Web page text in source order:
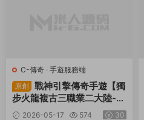
C-傳奇 · 手遊服務端
原創
戰神引擎傳奇手遊【獨
步火龍複古三職業二大陸-白
豬7.2免授權】Win一鍵服務
2026-05-17 574 30